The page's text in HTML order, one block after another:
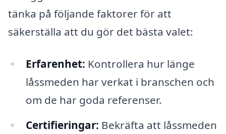
tänka på följande faktorer för att
säkerställa att du gör det bästa valet:
Erfarenhet: Kontrollera hur länge
låssmeden har verkat i branschen och
om de har goda referenser.
Certifieringar: Bekräfta att låssmeden